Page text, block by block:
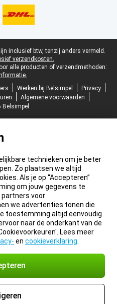
inclusief btw, tenzij anders vermeld.
verzendkosten.
alle producten of verzendmethoden:
Werken bij Belsimpel
Privacy
Algemene voorwaarden
technieken om je beter
Zo plaatsen we altijd
Als je op “Accepteren”
om jouw gegevens te
partners voor
we advertenties tonen die
toestemming altijd eenvoudig
naar de onderkant van de
Lees meer
en cookieverklaring